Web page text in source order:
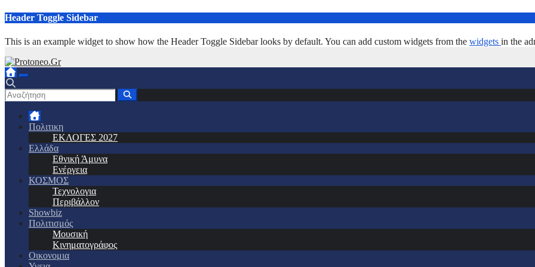
Μετάβαση
περιεχόμενο
Header Toggle Sidebar
This is an example widget to show how the Header Toggle Sidebar looks by default. You can add custom widgets from the widgets in the
Πολιτικη
ΕΚΛΟΓΕΣ 2027
Ελλάδα
Εθνική Άμυνα
Ενέργεια
ΚΟΣΜΟΣ
Τεχνολογια
Περιβάλλον
Showbiz
Πολιτισμός
Μουσική
Κινηματογράφος
Οικονομια